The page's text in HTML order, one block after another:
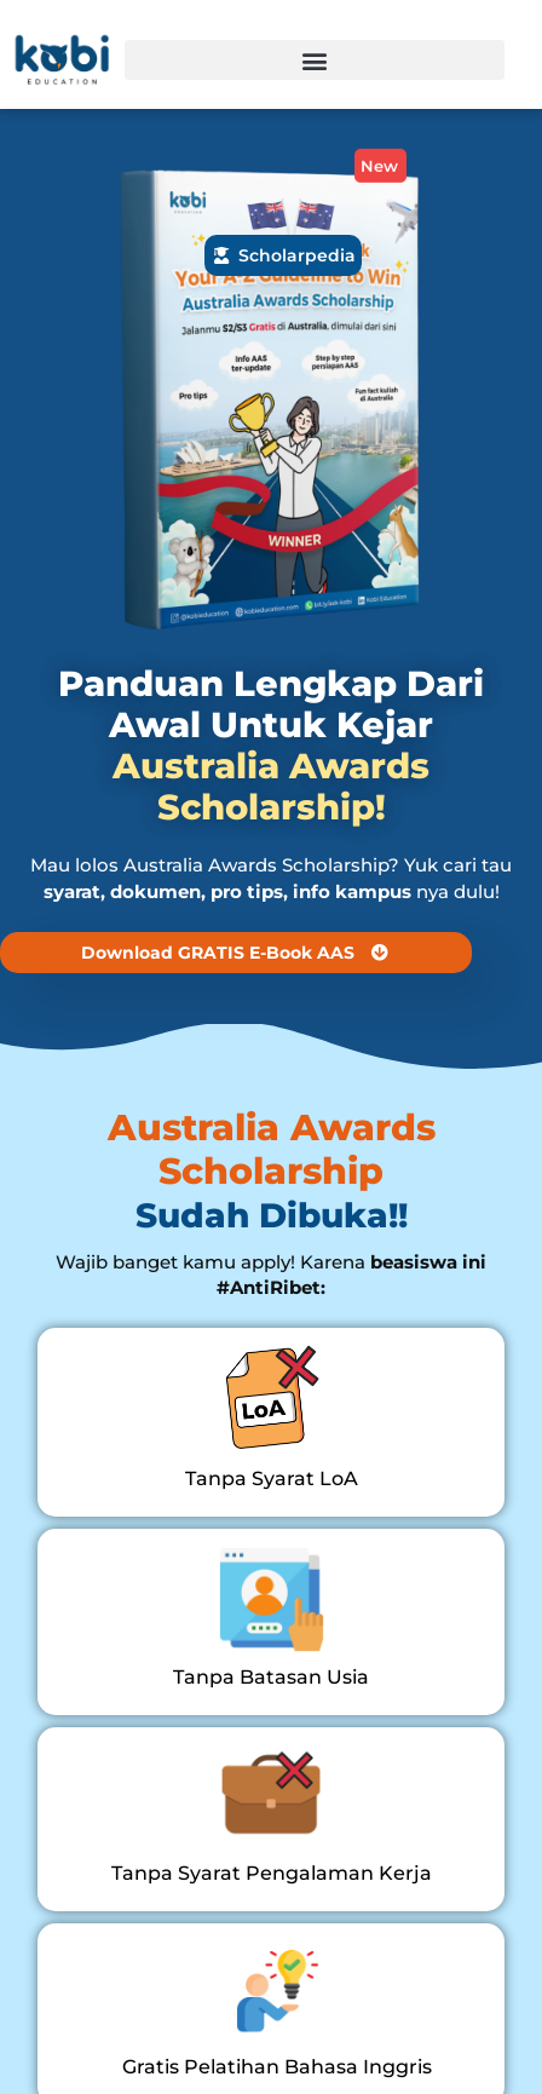
New
Scholarpedia
Panduan Lengkap Dari
Awal Untuk Kejar
Australia Awards
Scholarship!
Mau lolos Australia Awards Scholarship? Yuk cari tau
syarat, dokumen, pro tips, info kampusnya dulu!
Download GRATIS E-Book AAS
Australia Awards
Scholarship
Sudah Dibuka!!
Wajib banget kamu apply! Karena beasiswa ini
#AntiRibet:
Tanpa Syarat LoA
Tanpa Batasan Usia
Tanpa Syarat Pengalaman Kerja
Gratis Pelatihan Bahasa Inggris